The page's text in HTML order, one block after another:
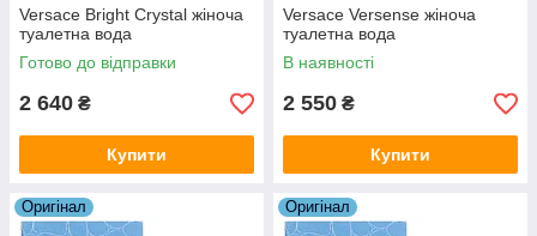
Versace Bright Crystal жіноча
туалетна вода
Готово до відправки
2 640 ₴
Купити
Versace Versense жіноча
туалетна вода
В наявності
2 550 ₴
Купити
Оригiнал Оригiнал